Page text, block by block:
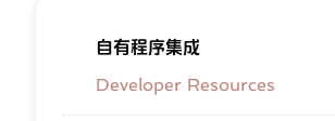
自有程序集成
Developer Resources